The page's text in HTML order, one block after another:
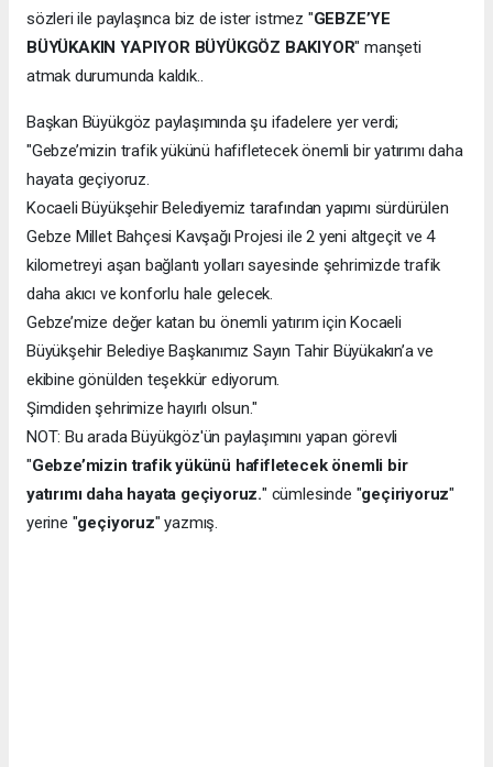
sözleri ile paylaşınca biz de ister istmez "GEBZE’YE
BÜYÜKAKIN YAPIYOR BÜYÜKGÖZ BAKIYOR" manşeti
atmak durumunda kaldık..
Başkan Büyükgöz paylaşımında şu ifadelere yer verdi;
"Gebze’mizin trafik yükünü hafifletecek önemli bir yatırımı daha
hayata geçiyoruz.
Kocaeli Büyükşehir Belediyemiz tarafından yapımı sürdürülen
Gebze Millet Bahçesi Kavşağı Projesi ile 2 yeni altgeçit ve 4
kilometreyi aşan bağlantı yolları sayesinde şehrimizde trafik
daha akıcı ve konforlu hale gelecek.
Gebze’mize değer katan bu önemli yatırım için Kocaeli
Büyükşehir Belediye Başkanımız Sayın Tahir Büyükakın’a ve
ekibine gönülden teşekkür ediyorum.
Şimdiden şehrimize hayırlı olsun."
NOT: Bu arada Büyükgöz'ün paylaşımını yapan görevli
"Gebze’mizin trafik yükünü hafifletecek önemli bir
yatırımı daha hayata geçiyoruz." cümlesinde "geçiriyoruz"
yerine "geçiyoruz" yazmış.